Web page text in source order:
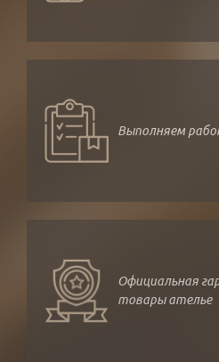
Выполняем
Официальная
товары ателье